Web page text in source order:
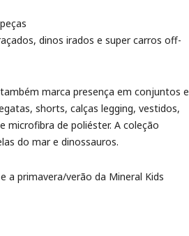
dinos irados e super carros off-
marca presença em conjuntos e
shorts, calças legging, vestidos,
de poliéster. A coleção
do mar e dinossauros.
a primavera/verão da Mineral Kids